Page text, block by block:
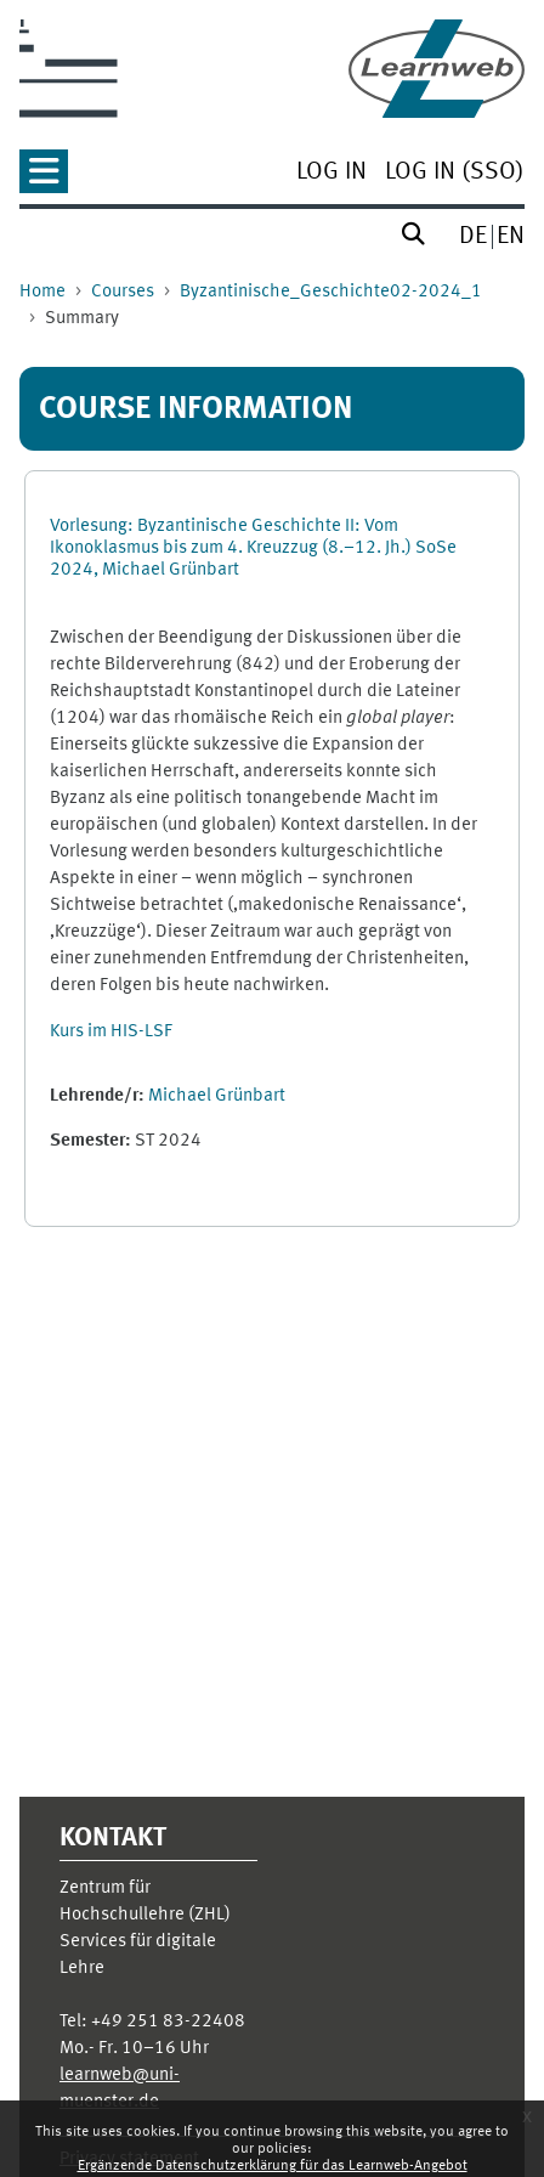
This site uses cookies. If you continue browsing this website, you agree to
our policies:
Ergänzende Datenschutzerklärung für das Learnweb-Angebot
x
LOG IN LOG IN (SSO)
DE EN
Home Courses
Byzantinische_Geschichte02-2024_1
Summary
COURSE INFORMATION
Vorlesung: Byzantinische Geschichte II: Vom
Ikonoklasmus bis zum 4. Kreuzzug (8.–12. Jh.) SoSe
2024, Michael Grünbart
Zwischen der Beendigung der Diskussionen über die
rechte Bilderverehrung (842) und der Eroberung der
Reichshauptstadt Konstantinopel durch die Lateiner
(1204) war das rhomäische Reich ein global player:
Einerseits glückte sukzessive die Expansion der
kaiserlichen Herrschaft, andererseits konnte sich
Byzanz als eine politisch tonangebende Macht im
europäischen (und globalen) Kontext darstellen. In der
Vorlesung werden besonders kulturgeschichtliche
Aspekte in einer – wenn möglich – synchronen
Sichtweise betrachtet (‚makedonische Renaissance‘,
‚Kreuzzüge‘). Dieser Zeitraum war auch geprägt von
einer zunehmenden Entfremdung der Christenheiten,
deren Folgen bis heute nachwirken.
Kurs im HIS-LSF
Lehrende/r: Michael Grünbart
Semester: ST 2024
KONTAKT
Zentrum für
Hochschullehre (ZHL)
Services für digitale
Lehre
Tel: +49 251 83-22408
Mo.- Fr. 10–16 Uhr
learnweb@uni-
muenster.de
Privacy statement